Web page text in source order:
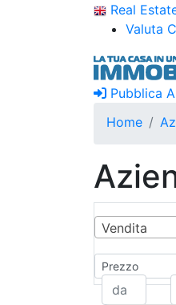
Real
Valuta
Pubblica
Home
Vendita
Prezzo